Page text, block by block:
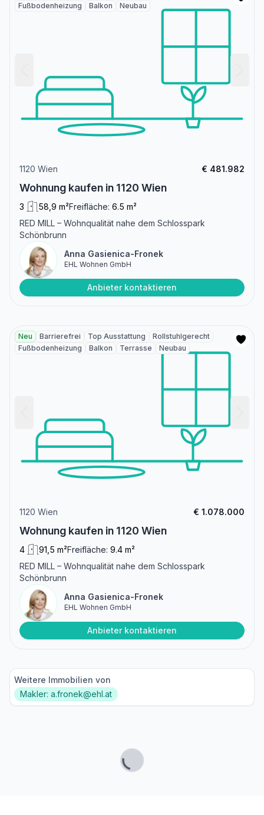
Fußbodenheizung
Balkon Neubau
1120 Wien € 481.982
Wohnung kaufen in 1120 Wien
3 58,9 m²Freifläche: 6.5 m²
RED MILL – Wohnqualität nahe dem Schlosspark
Schönbrunn
Anna Gasienica-Fronek
EHL Wohnen GmbH
Anbieter kontaktieren
Neu Barrierefrei Top Ausstattung
Rollstuhlgerecht
Fußbodenheizung
Balkon Terrasse Neubau
1120 Wien € 1.078.000
Wohnung kaufen in 1120 Wien
4 91,5 m²Freifläche: 9.4 m²
RED MILL – Wohnqualität nahe dem Schlosspark
Schönbrunn
Anna Gasienica-Fronek
EHL Wohnen GmbH
Anbieter kontaktieren
Weitere Immobilien von
Makler: a.fronek@ehl.at